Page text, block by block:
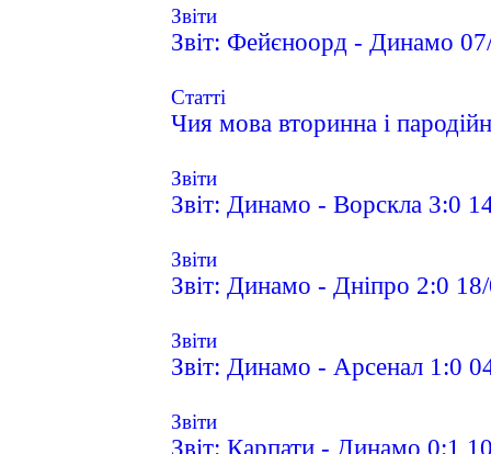
Звіти
Звіт: Фейєноорд - Динамо
Статті
Чия мова вторинна і
Звіти
Звіт: Динамо - Ворскла 3:0
Звіти
Звіт: Динамо - Дніпро 2:0
Звіти
Звіт: Динамо - Арсенал 1:0
Звіти
Звіт: Карпати - Динамо 0:1